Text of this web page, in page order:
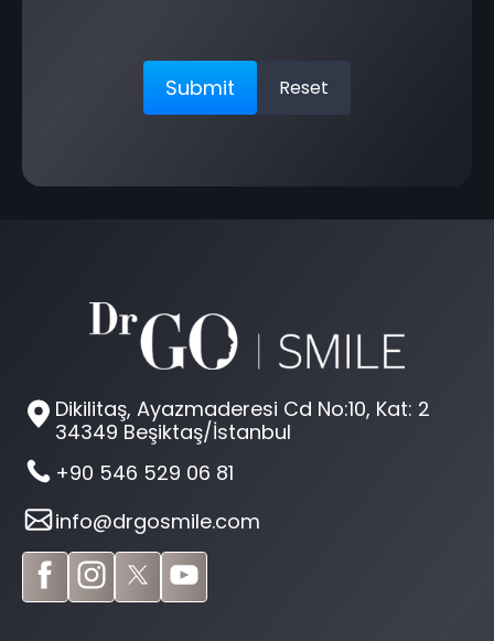
Dikilitaş, Ayazmaderesi Cd No:10, Kat: 2
34349 Beşiktaş/İstanbul
+90 546 529 06 81
info@drgosmile.com